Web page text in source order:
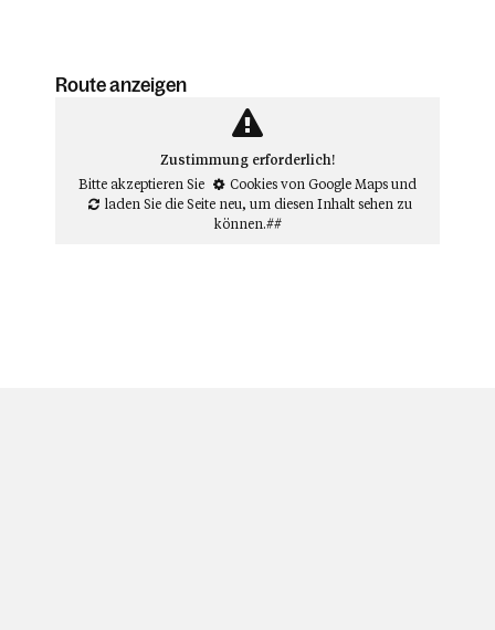
Route anzeigen
Zustimmung erforderlich!
Bitte akzeptieren Sie
Cookies von Google Mapsund
laden Sie die Seite neu, um diesen Inhalt sehen zu
können.##